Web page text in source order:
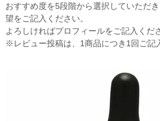
おすすめ度を5段階から選択していただ
望をご記入ください。
よろしければプロフィールをご記入くだ
※レビュー投稿は、1商品につき1回ご記